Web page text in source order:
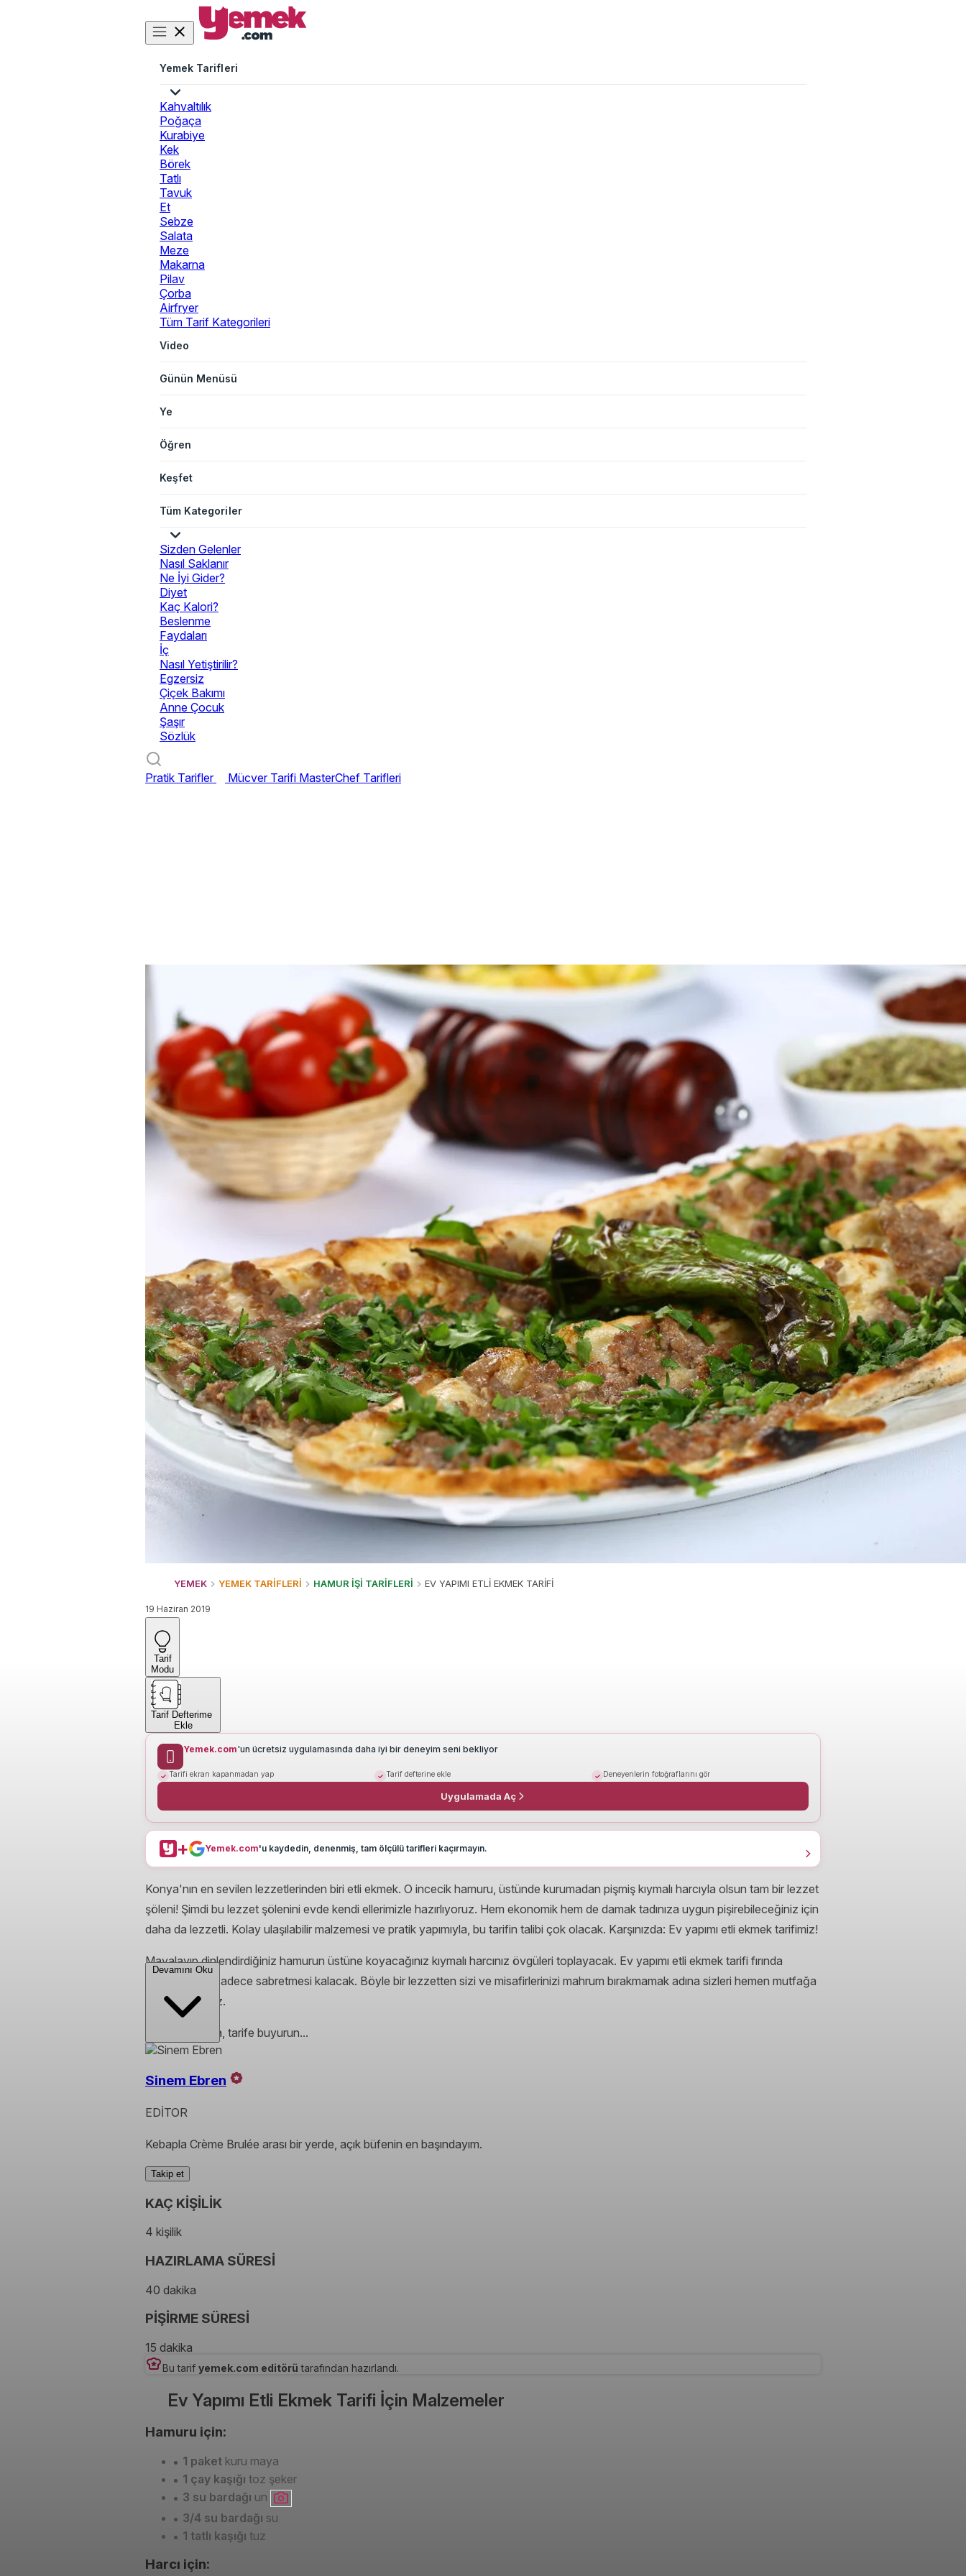
Yemek Tarifleri
Kahvaltılık
Poğaça
Kurabiye
Kek
Börek
Tatlı
Tavuk
Et
Sebze
Salata
Meze
Makarna
Pilav
Çorba
Airfryer
Tüm Tarif Kategorileri
Video
Günün Menüsü
Ye
Öğren
Keşfet
Tüm Kategoriler
Sizden Gelenler
Nasıl Saklanır
Ne İyi Gider?
Diyet
Kaç Kalori?
Beslenme
Faydaları
İç
Nasıl Yetiştirilir?
Egzersiz
Çiçek Bakımı
Anne Çocuk
Şaşır
Sözlük
Pratik Tarifler Mücver Tarifi MasterChef Tarifleri
YEMEK YEMEK TARİFLERİ HAMUR İŞİ TARİFLERİ EV YAPIMI ETLİ EKMEK TARİFİ
19 Haziran 2019
Tarif
Modu
Tarif Defterime
Ekle
Yemek.com'un ücretsiz uygulamasında daha iyi bir deneyim seni bekliyor
Tarifi ekran kapanmadan yap Tarif defterine ekle Deneyenlerin fotoğraflarını gör
Uygulamada Aç
+ Yemek.com'u kaydedin, denenmiş, tam ölçülü tarifleri kaçırmayın.
Konya'nın en sevilen lezzetlerinden biri etli ekmek. O incecik hamuru, üstünde kurumadan pişmiş kıymalı harcıyla olsun tam bir lezzet
şöleni! Şimdi bu lezzet şölenini evde kendi ellerimizle hazırlıyoruz. Hem ekonomik hem de damak tadınıza uygun pişirebileceğiniz için
daha da lezzetli. Kolay ulaşılabilir malzemesi ve pratik yapımıyla, bu tarifin talibi çok olacak. Karşınızda: Ev yapımı etli ekmek tarifimiz!
Mayalayıp dinlendirdiğiniz hamurun üstüne koyacağınız kıymalı harcınız övgüleri toplayacak. Ev yapımı etli ekmek tarifi fırında
pişerken size sadece sabretmesi kalacak. Böyle bir lezzetten sizi ve misafirlerinizi mahrum bırakmamak adına sizleri hemen mutfağa
davet ediyoruz.
Herkes hazırsa, tarife buyurun...
Devamını Oku
Sinem Ebren
EDİTOR
Kebapla Crème Brulée arası bir yerde, açık büfenin en başındayım.
Takip et
KAÇ KİŞİLİK
4 kişilik
HAZIRLAMA SÜRESİ
40 dakika
PİŞİRME SÜRESİ
15 dakika
Bu tarif yemek.com editörü tarafından hazırlandı.
Ev Yapımı Etli Ekmek Tarifi İçin Malzemeler
Hamuru için:
1 paket kuru maya
1 çay kaşığı toz şeker
3 su bardağı un
3/4 su bardağı su
1 tatlı kaşığı tuz
Harcı için: